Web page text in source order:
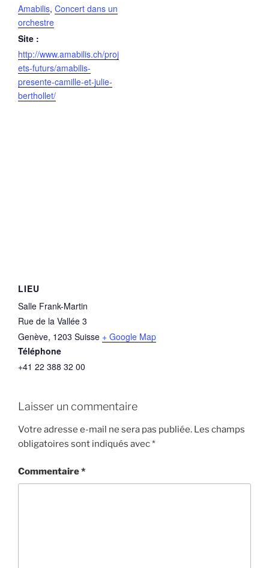
Amabilis, Concert dans un
orchestre
Site :
http://www.amabilis.ch/proj
ets-futurs/amabilis-
presente-camille-et-julie-
berthollet/
LIEU
Salle Frank-Martin
Rue de la Vallée 3
Genève, 1203 Suisse + Google Map
Téléphone
+41 22 388 32 00
Laisser un commentaire
Votre adresse e-mail ne sera pas publiée. Les champs
obligatoires sont indiqués avec*
Commentaire*